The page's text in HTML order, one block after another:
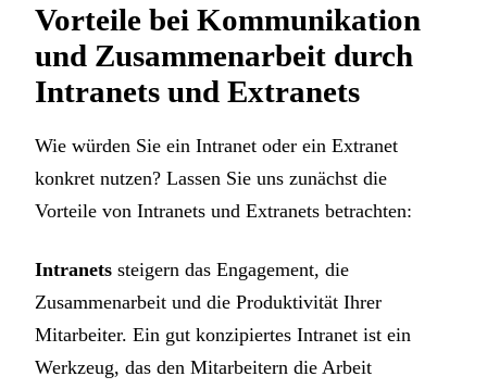
Vorteile bei Kommunikation
und Zusammenarbeit durch
Intranets und Extranets
Wie würden Sie ein Intranet oder ein Extranet
konkret nutzen? Lassen Sie uns zunächst die
Vorteile von Intranets und Extranets betrachten:
Intranets steigern das Engagement, die
Zusammenarbeit und die Produktivität Ihrer
Mitarbeiter. Ein gut konzipiertes Intranet ist ein
Werkzeug, das den Mitarbeitern die Arbeit